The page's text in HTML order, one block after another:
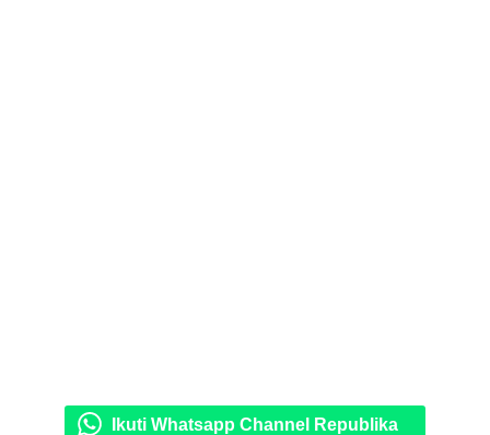
Ikuti Whatsapp Channel Republika